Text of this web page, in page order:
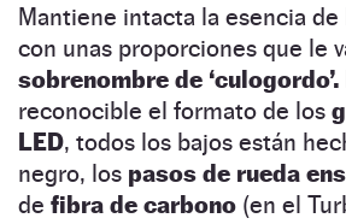
Mantiene intacta la esencia de
con unas proporciones que le
sobrenombre de ‘culogordo’.
reconocible el formato de los
LED, todos los bajos están
negro, los pasos de rueda
de fibra de carbono (en el